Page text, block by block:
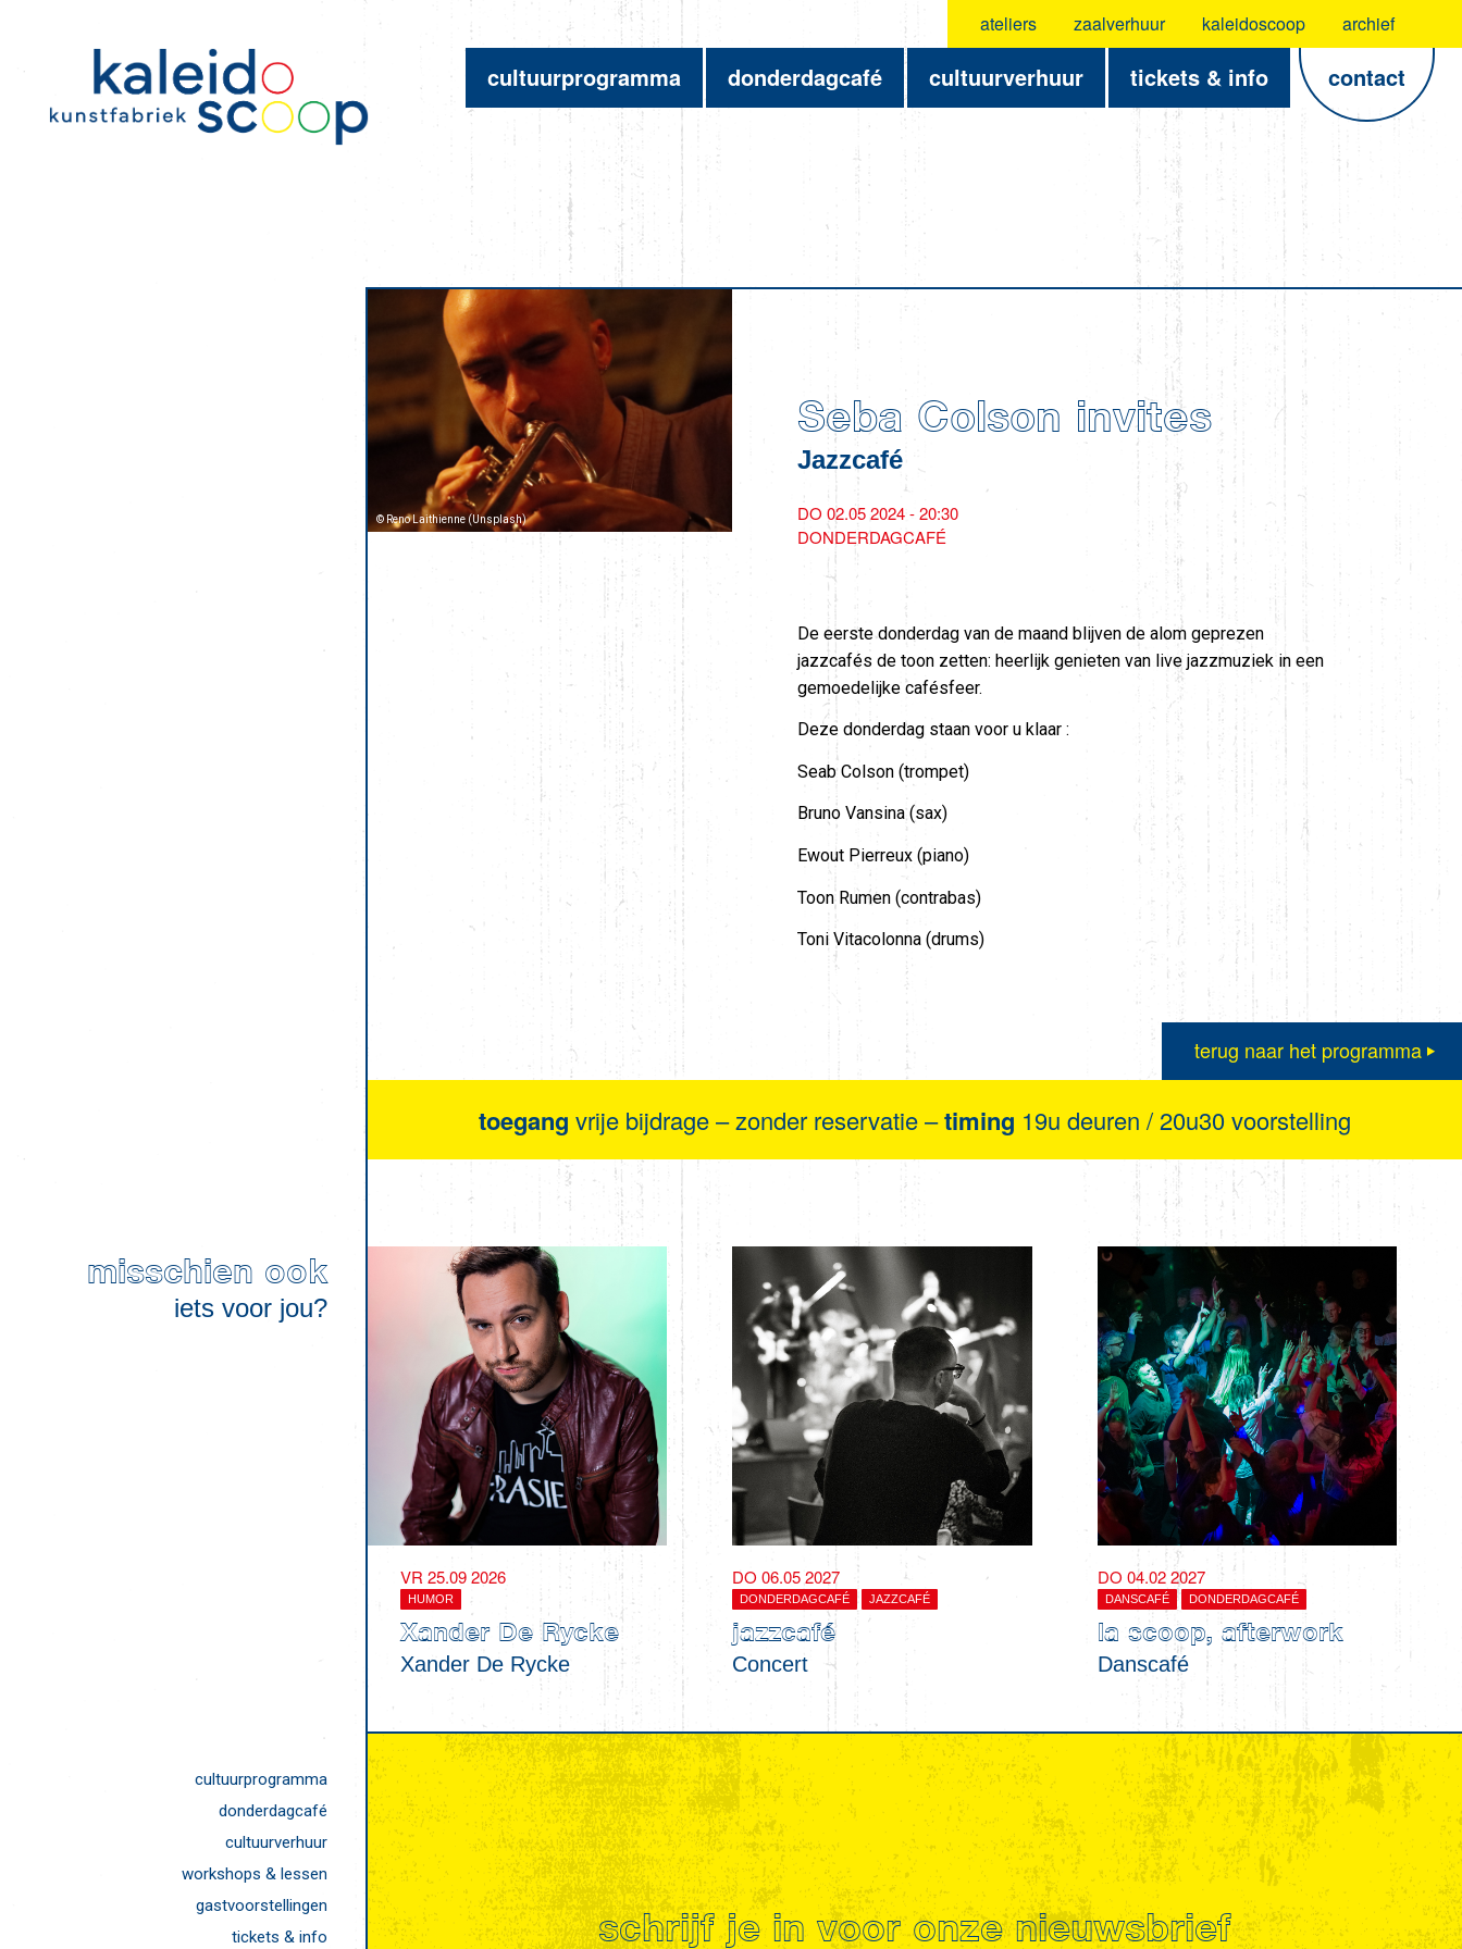
ateliers zaalverhuur kaleidoscoop archief
cultuurprogramma donderdagcafé cultuurverhuur tickets & info contact
© Reno Laithienne (Unsplash)
Seba Colson invites
Jazzcafé
DO 02.05 2024 - 20:30
DONDERDAGCAFÉ
De eerste donderdag van de maand blijven de alom geprezen
jazzcafés de toon zetten: heerlijk genieten van live jazzmuziek in een
gemoedelijke cafésfeer.
Deze donderdag staan voor u klaar :
Seab Colson (trompet)
Bruno Vansina (sax)
Ewout Pierreux (piano)
Toon Rumen (contrabas)
Toni Vitacolonna (drums)
terug naar het programma
toegang vrije bijdrage – zonder reservatie –timing 19u deuren / 20u30 voorstelling
misschien ook
iets voor jou?
VR 25.09 2026
HUMOR
Xander De Rycke
Xander De Rycke
DO 06.05 2027
DONDERDAGCAFÉ JAZZCAFÉ
jazzcafé
Concert
DO 04.02 2027
DANSCAFÉ DONDERDAGCAFÉ
la scoop, afterwork
Danscafé
cultuurprogramma
donderdagcafé
cultuurverhuur
workshops & lessen
gastvoorstellingen
tickets & info
schrijf je in voor onze nieuwsbrief